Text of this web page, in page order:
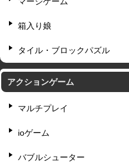
箱入り娘
タイル・ブロックパズル
アクションゲーム
マルチプレイ
ioゲーム
バブルシューター